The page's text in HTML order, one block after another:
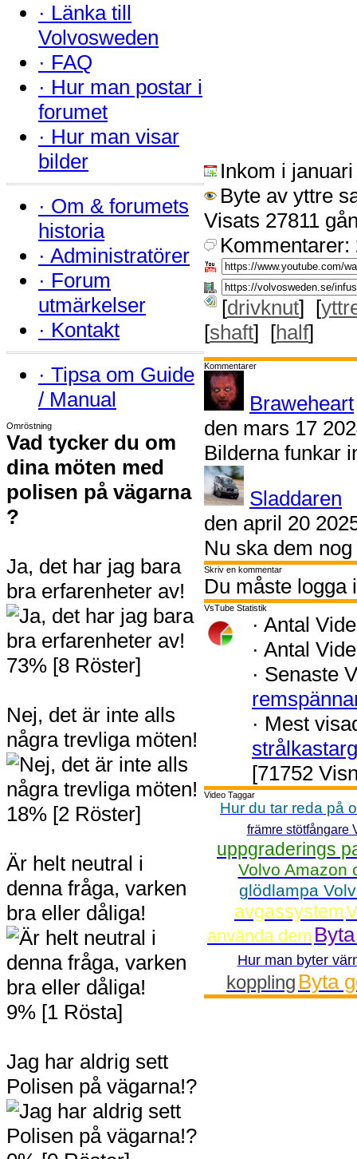
· Länka till
Volvosweden
· FAQ
· Hur man postar i
forumet
· Hur man visar
bilder
· Om & forumets
historia
· Administratörer
· Forum
utmärkelser
· Kontakt
· Tipsa om Guide
/ Manual
Omröstning
Vad tycker du om
dina möten med
polisen på vägarna
?
Ja, det har jag bara
bra erfarenheter av!
73% [8 Röster]
Nej, det är inte alls
några trevliga möten!
18% [2 Röster]
Är helt neutral i
denna fråga, varken
bra eller dåliga!
9% [1 Rösta]
Jag har aldrig sett
Polisen på vägarna!?
Inkom i
Byte av yttre
Visats 27811
Kommentarer:
[drivknut] [
[shaft] [half]
Kommentarer
Braweheart
den mars 17
Bilderna funkar
Sladdaren
den april 20
Nu ska dem
Skriv en kommentar
Du måste logga
VsTube Statistik
· Antal
· Antal
· Senaste
· Mest
[71752
Video Taggar
Hur du tar reda på
främre stötfångare
uppgraderings
Volvo Amazon
glödlampa
avgassystem
använda dem
Hur man byter
koppling Byta